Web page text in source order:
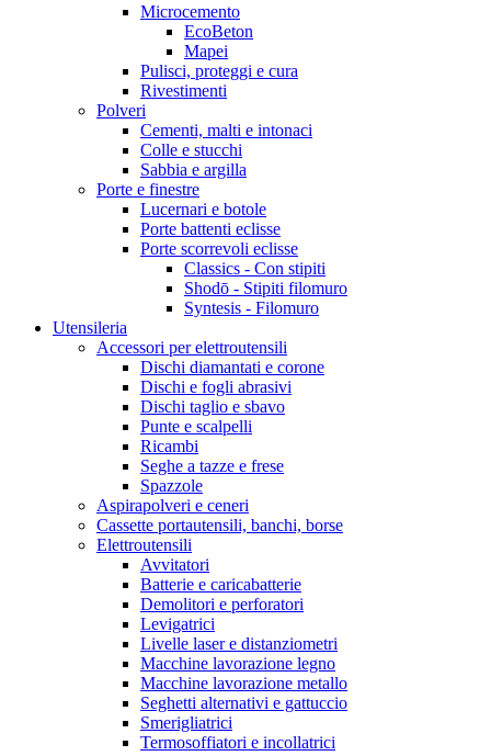
Microcemento
EcoBeton
Mapei
Pulisci, proteggi e cura
Rivestimenti
Polveri
Cementi, malti e intonaci
Colle e stucchi
Sabbia e argilla
Porte e finestre
Lucernari e botole
Porte battenti eclisse
Porte scorrevoli eclisse
Classics - Con stipiti
Shodō - Stipiti filomuro
Syntesis - Filomuro
Utensileria
Accessori per elettroutensili
Dischi diamantati e corone
Dischi e fogli abrasivi
Dischi taglio e sbavo
Punte e scalpelli
Ricambi
Seghe a tazze e frese
Spazzole
Aspirapolveri e ceneri
Cassette portautensili, banchi, borse
Elettroutensili
Avvitatori
Batterie e caricabatterie
Demolitori e perforatori
Levigatrici
Livelle laser e distanziometri
Macchine lavorazione legno
Macchine lavorazione metallo
Seghetti alternativi e gattuccio
Smerigliatrici
Termosoffiatori e incollatrici